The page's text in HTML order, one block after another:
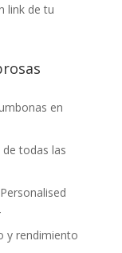
link de tu
en
todas las
y rendimiento